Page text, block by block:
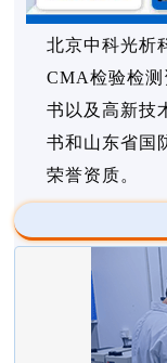
北京中科光析
CMA检验检
书以及高新技
书和山东省国
荣誉资质。